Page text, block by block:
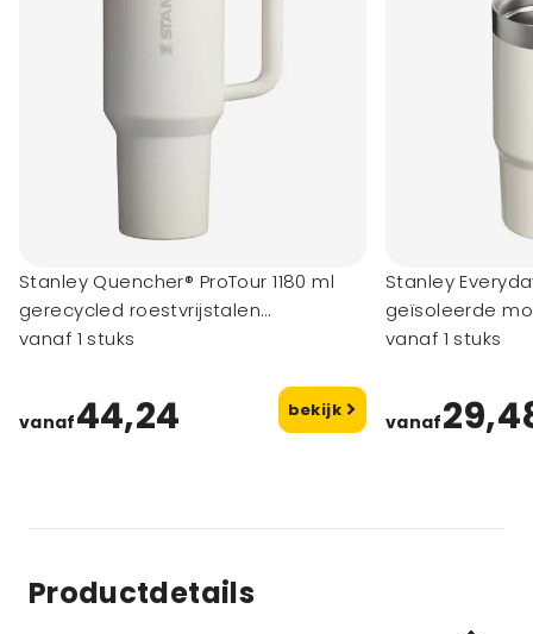
Stanley Quencher® ProTour 1180 ml
gerecycled roestvrijstalen
geïsoleerde beker met
vanaf 1 stuks
vanaf44,24 bekijk
Stanley
geïsoleerde
roestvrij staal
vanaf 1 stuks
vanaf
Productdetails